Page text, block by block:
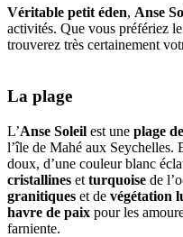
Véritable petit éden, Anse
activités. Que vous préfériez le
trouverez très certainement
La plage
L’Anse Soleil est une plage
l’île de Mahé aux Seychelles.
doux, d’une couleur blanc
cristallines et turquoise de
granitiques et de végétation
havre de paix pour les
farniente.